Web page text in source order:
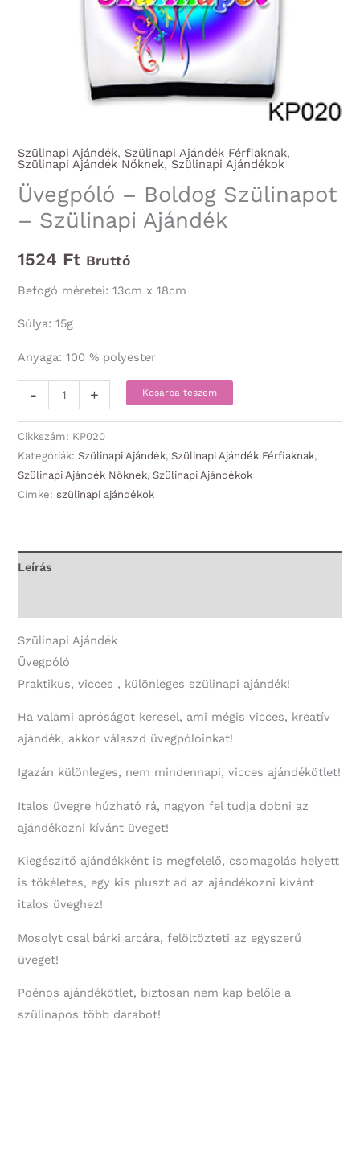
Szülinapi Ajándék, Szülinapi Ajándék Férfiaknak,
Szülinapi Ajándék Nőknek, Szülinapi Ajándékok
Üvegpóló – Boldog Szülinapot
– Szülinapi Ajándék
1524 Ft Bruttó
Befogó méretei: 13cm x 18cm
Súlya: 15g
Anyaga: 100 % polyester
-
Üvegpóló
-
Boldog
Szülinapot
-
Szülinapi
+ Kosárba teszem
Cikkszám: KP020
Kategóriák:Szülinapi Ajándék,Szülinapi Ajándék Férfiaknak,
Szülinapi Ajándék Nőknek,Szülinapi Ajándékok
Címke:szülinapi ajándékok
Leírás
Szülinapi Ajándék
Üvegpóló
Praktikus, vicces , különleges szülinapi ajándék!
Ha valami apróságot keresel, ami mégis vicces, kreatív
ajándék, akkor válaszd üvegpólóinkat!
Igazán különleges, nem mindennapi, vicces ajándékötlet!
Italos üvegre húzható rá, nagyon fel tudja dobni az
ajándékozni kívánt üveget!
Kiegészítő ajándékként is megfelelő, csomagolás helyett
is tökéletes, egy kis pluszt ad az ajándékozni kívánt
italos üveghez!
Mosolyt csal bárki arcára, felöltözteti az egyszerű
üveget!
Poénos ajándékötlet, biztosan nem kap belőle a
szülinapos több darabot!